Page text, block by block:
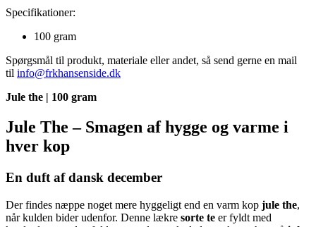
Specifikationer:
100 gram
Spørgsmål til produkt, materiale eller andet, så send gerne en mail
til info@frkhansenside.dk
Jule the | 100 gram
Jule The – Smagen af hygge og varme i
hver kop
En duft af dansk december
Der findes næppe noget mere hyggeligt end en varm kop jule the,
når kulden bider udenfor. Denne lækre sorte te er fyldt med